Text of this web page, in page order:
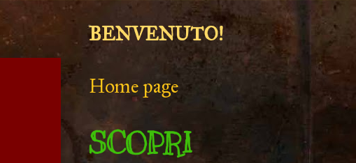
BENVENUTO!
Home page
SCOPRI